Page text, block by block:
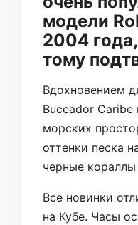
модели
2004
тому
Вдохновением
Buceador
морских
оттенки песка
черные кораллы
Все новинки
на Кубе. Часы